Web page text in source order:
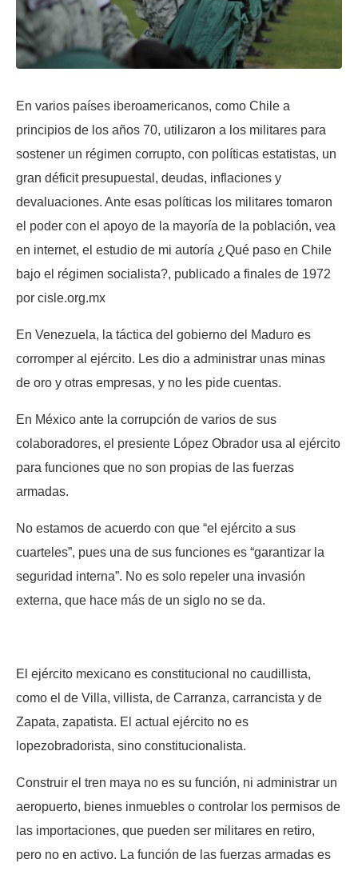
En varios países iberoamericanos, como Chile a
principios de los años 70, utilizaron a los militares para
sostener un régimen corrupto, con políticas estatistas, un
gran déficit presupuestal, deudas, inflaciones y
devaluaciones. Ante esas políticas los militares tomaron
el poder con el apoyo de la mayoría de la población, vea
en internet, el estudio de mi autoría ¿Qué paso en Chile
bajo el régimen socialista?, publicado a finales de 1972
por cisle.org.mx
En Venezuela, la táctica del gobierno del Maduro es
corromper al ejército. Les dio a administrar unas minas
de oro y otras empresas, y no les pide cuentas.
En México ante la corrupción de varios de sus
colaboradores, el presiente López Obrador usa al ejército
para funciones que no son propias de las fuerzas
armadas.
No estamos de acuerdo con que “el ejército a sus
cuarteles”, pues una de sus funciones es “garantizar la
seguridad interna”. No es solo repeler una invasión
externa, que hace más de un siglo no se da.
El ejército mexicano es constitucional no caudillista,
como el de Villa, villista, de Carranza, carrancista y de
Zapata, zapatista. El actual ejército no es
lopezobradorista, sino constitucionalista.
Construir el tren maya no es su función, ni administrar un
aeropuerto, bienes inmuebles o controlar los permisos de
las importaciones, que pueden ser militares en retiro,
pero no en activo. La función de las fuerzas armadas es